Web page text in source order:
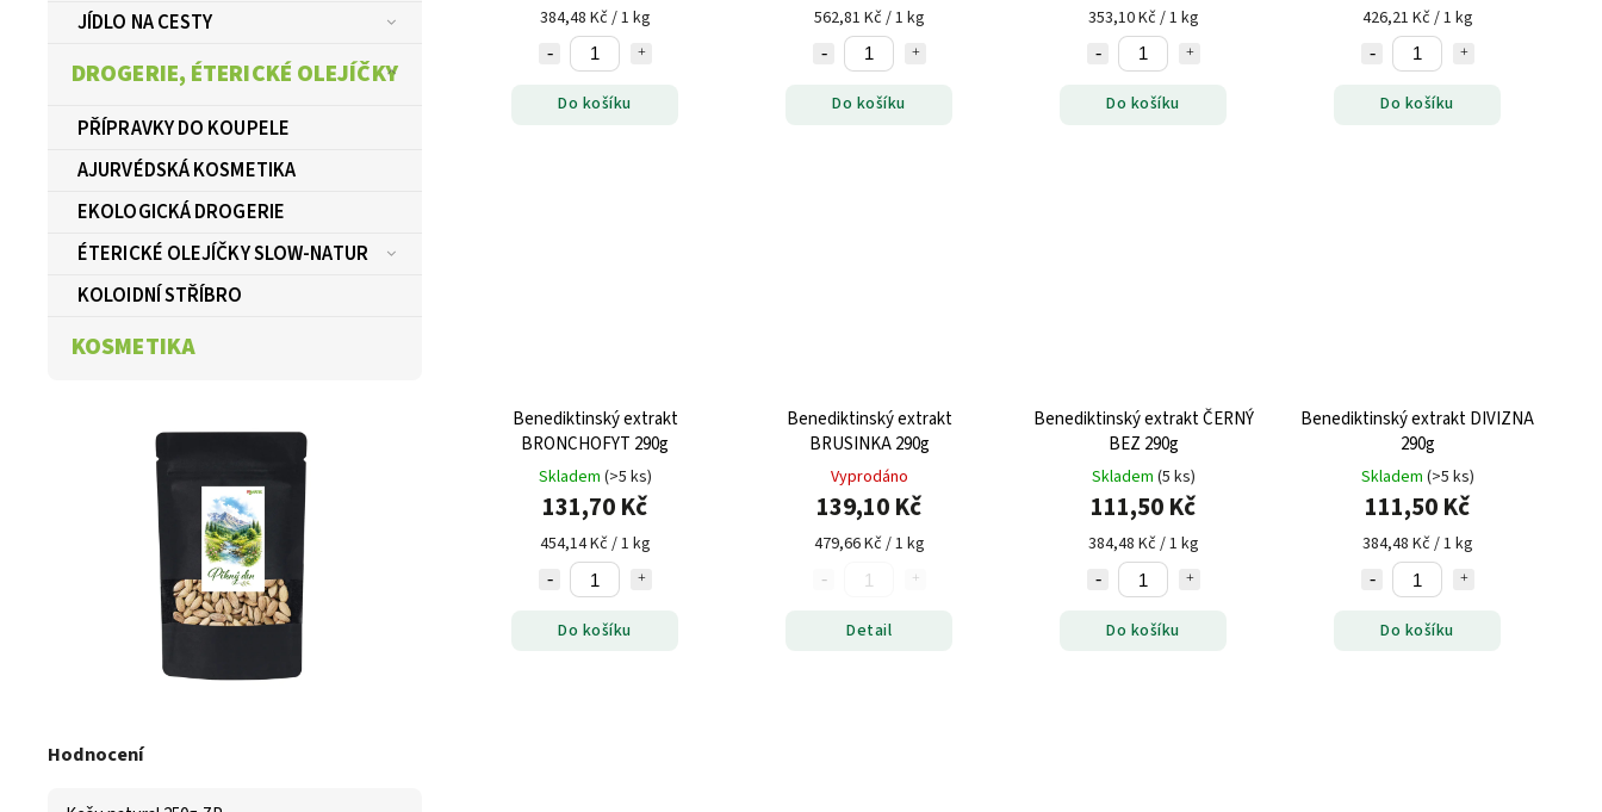
JÍDLO NA CESTY
DROGERIE, ÉTERICKÉ OLEJÍČKY
PŘÍPRAVKY DO KOUPELE
AJURVÉDSKÁ KOSMETIKA
EKOLOGICKÁ DROGERIE
ÉTERICKÉ OLEJÍČKY SLOW-NATUR
KOLOIDNÍ STŘÍBRO
KOSMETIKA
Hodnocení
384,48 Kč / 1 kg
Do košíku
562,81 Kč / 1 kg
Do košíku
353,10 Kč / 1 kg
Do košíku
426,21 Kč / 1 kg
Do košíku
Benediktinský extrakt
BRONCHOFYT 290g
Skladem (>5 ks)
131,70 Kč
454,14 Kč / 1 kg
Do košíku
Benediktinský extrakt
BRUSINKA 290g
Vyprodáno
139,10 Kč
479,66 Kč / 1 kg
Detail
Benediktinský extrakt ČERNÝ
BEZ 290g
Skladem (5 ks)
111,50 Kč
384,48 Kč / 1 kg
Do košíku
Benediktinský extrakt DIVIZNA
290g
Skladem (>5 ks)
111,50 Kč
384,48 Kč / 1 kg
Do košíku